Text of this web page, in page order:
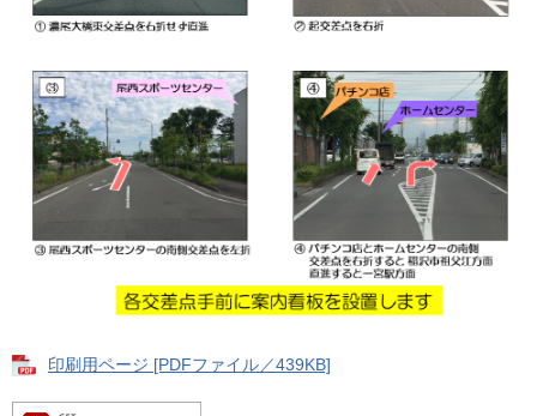
印刷用ページ [PDFファイル／439KB]